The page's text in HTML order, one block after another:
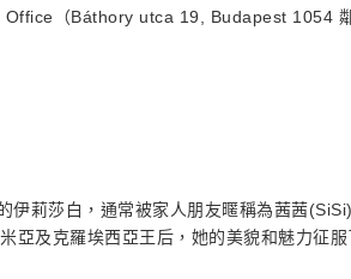
（Báthory utca 19, Budapest 1054
伊莉莎白，通常被家人朋友暱稱為茜茜
亞及克羅埃西亞王后，她的美貌和魅力征